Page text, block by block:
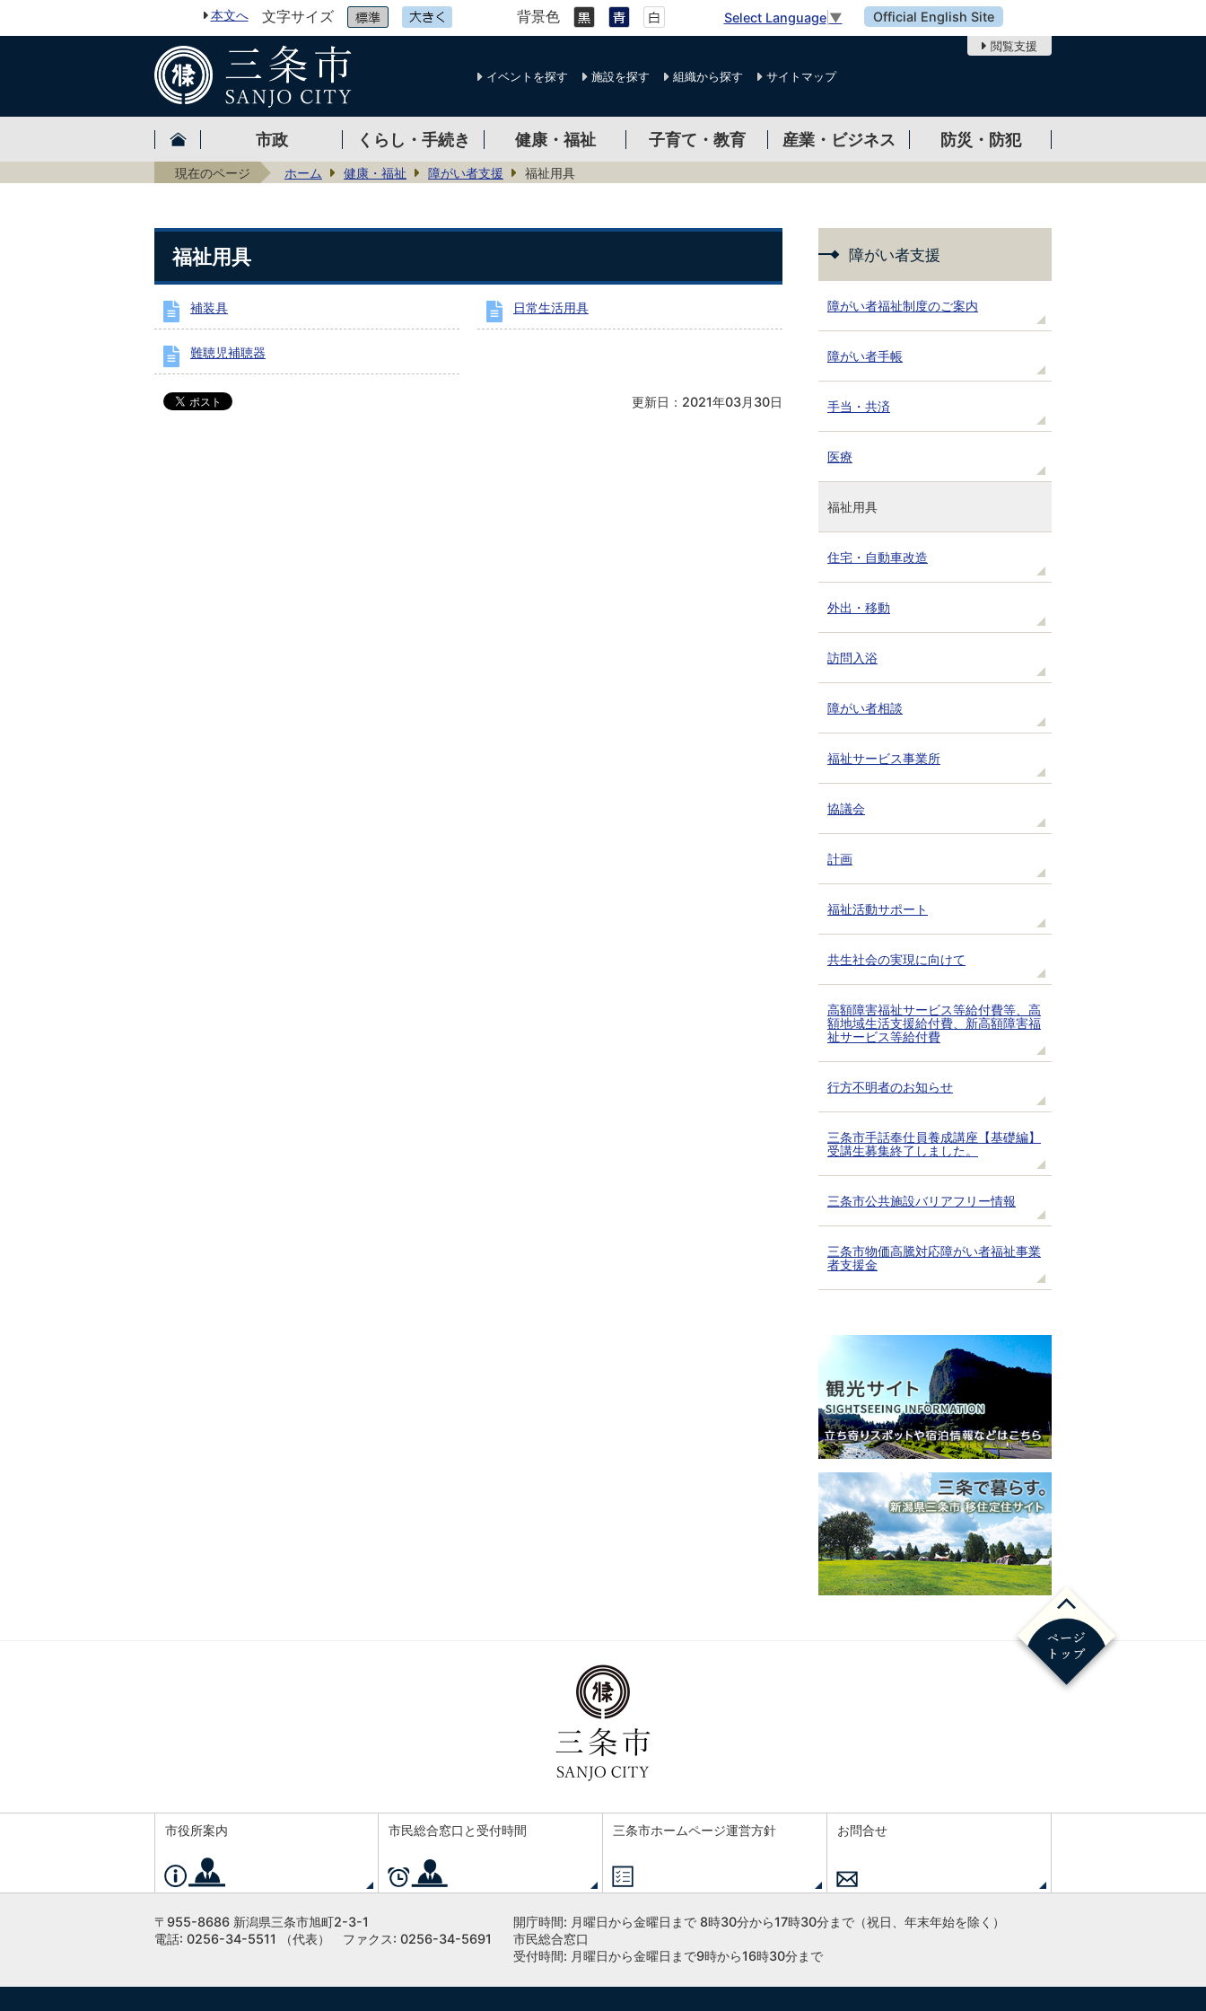
本文へ 文字サイズ 背景色 Select Language ▼ Official English Site
閲覧支援
イベントを探す 施設を探す 組織から探す サイトマップ
市政 くらし・手続き 健康・福祉 子育て・教育 産業・ビジネス 防災・防犯
現在のページ ホーム 健康・福祉 障がい者支援 福祉用具
福祉用具
補装具 日常生活用具
難聴児補聴器
更新日：2021年03月30日
障がい者支援
障がい者福祉制度のご案内
障がい者手帳
手当・共済
医療
福祉用具
住宅・自動車改造
外出・移動
訪問入浴
障がい者相談
福祉サービス事業所
協議会
計画
福祉活動サポート
共生社会の実現に向けて
高額障害福祉サービス等給付費等、高
額地域生活支援給付費、新高額障害福
祉サービス等給付費
行方不明者のお知らせ
三条市手話奉仕員養成講座【基礎編】
受講生募集終了しました。
三条市公共施設バリアフリー情報
三条市物価高騰対応障がい者福祉事業
者支援金
市役所案内 市民総合窓口と受付時間 三条市ホームページ運営方針 お問合せ
〒955-8686 新潟県三条市旭町2-3-1
電話: 0256-34-5511 （代表） ファクス: 0256-34-5691
開庁時間: 月曜日から金曜日まで 8時30分から17時30分まで （祝日、年末年始を除く）
市民総合窓口
受付時間: 月曜日から金曜日まで9時から16時30分まで